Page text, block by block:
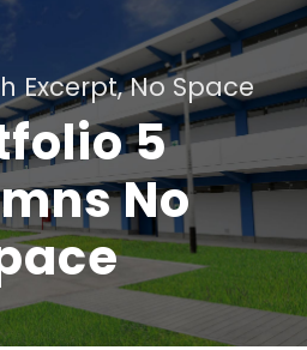
Excerpt, No Space
5
No